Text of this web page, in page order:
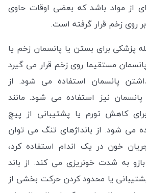
از مواد باشد که بعضی اوقات حاوی
روی زخم قرار گرفته است.
پزشکی برای بستن یا پانسمان زخم یا
مستقیما روی زخم قرار می گیرد
پانسمان استفاده می شود. از
پانسمان نیز استفاده می شود. مانند
کاهش تورم یا پشتیبانی از پیچ
می شود. از بانداژهای تنگ می توان
خون در یک اندام استفاده کرد،
بازو به شدت خونریزی می کند. از باند
یا محدود کردن حرکت بخشی از